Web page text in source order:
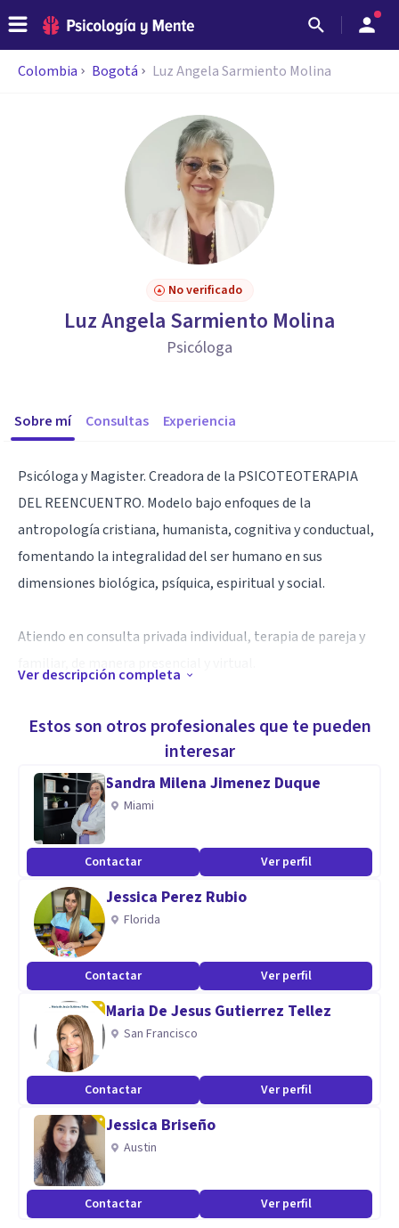
Colombia Bogotá Luz Angela Sarmiento Molina
No verificado
Luz Angela Sarmiento Molina
Psicóloga
Sobre mí Consultas Experiencia
Psicóloga y Magister. Creadora de la PSICOTEOTERAPIA
DEL REENCUENTRO. Modelo bajo enfoques de la
antropología cristiana, humanista, cognitiva y conductual,
fomentando la integralidad del ser humano en sus
dimensiones biológica, psíquica, espiritual y social.
Atiendo en consulta privada individual, terapia de pareja y
Atención psicológica en gestión de emociones, miedos,
tristezas, soledad, angustia existencial, ansiedad, estados
depresivos, desesperanza, duelos, heridas emocionales,
entre otras.
Afectación en relaciones parentales, disfuncionales,
afectivas y familiares.
Diseño y dicto charlas de acuerdo a requerimientos de
planteles educativos y empresas.
Ver descripción completa
Estos son otros profesionales que te pueden
interesar
Sandra Milena Jimenez Duque
Miami
Contactar Ver perfil
Jessica Perez Rubio
Florida
Contactar Ver perfil
Maria De Jesus Gutierrez Tellez
San Francisco
Contactar Ver perfil
Jessica Briseño
Austin
Contactar Ver perfil